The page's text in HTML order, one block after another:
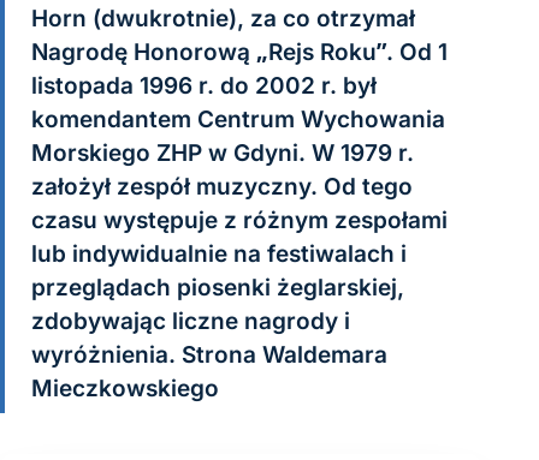
Horn (dwukrotnie), za co otrzymał
Nagrodę Honorową „Rejs Roku”. Od 1
listopada 1996 r. do 2002 r. był
komendantem Centrum Wychowania
Morskiego ZHP w Gdyni. W 1979 r.
założył zespół muzyczny. Od tego
czasu występuje z różnym zespołami
lub indywidualnie na festiwalach i
przeglądach piosenki żeglarskiej,
zdobywając liczne nagrody i
wyróżnienia. Strona Waldemara
Mieczkowskiego